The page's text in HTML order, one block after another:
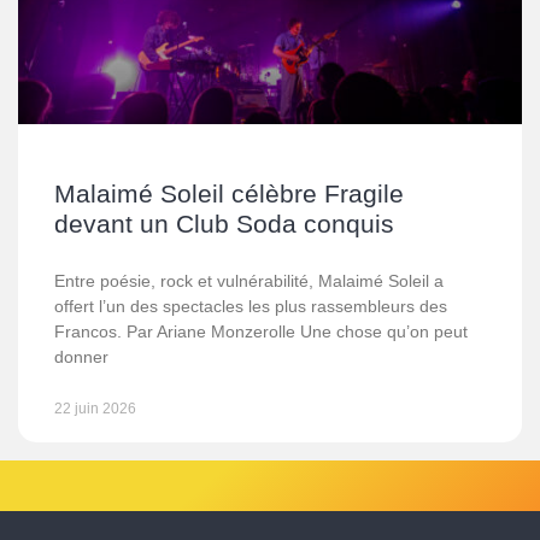
Malaimé Soleil célèbre Fragile
devant un Club Soda conquis
Entre poésie, rock et vulnérabilité, Malaimé Soleil a
offert l’un des spectacles les plus rassembleurs des
Francos. Par Ariane Monzerolle Une chose qu’on peut
donner
22 juin 2026